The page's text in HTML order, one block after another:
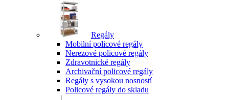
Regály
Mobilní policové regály
Nerezové policové regály
Zdravotnické regály
Archivační policové regály
Regály s vysokou nosností
Policové regály do skladu